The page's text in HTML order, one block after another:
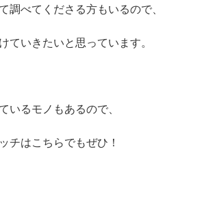
調べてくださる方もいるので、
ていきたいと思っています。
いるモノもあるので、
チはこちらでもぜひ！